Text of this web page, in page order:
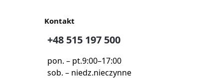
Kontakt
+48 515 197 500
pon. – pt.9:00–17:00
sob. – niedz.nieczynne